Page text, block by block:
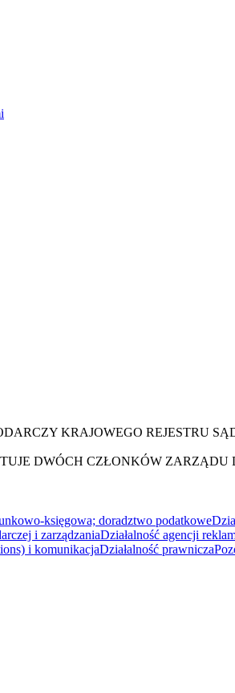
KRAJOWEGO REJESTRU
DWÓCH CZŁONKÓW
księgowa; doradztwo podatkowe
i zarządzaniaDziałalność agencji
i komunikacjaDziałalność prawnicza